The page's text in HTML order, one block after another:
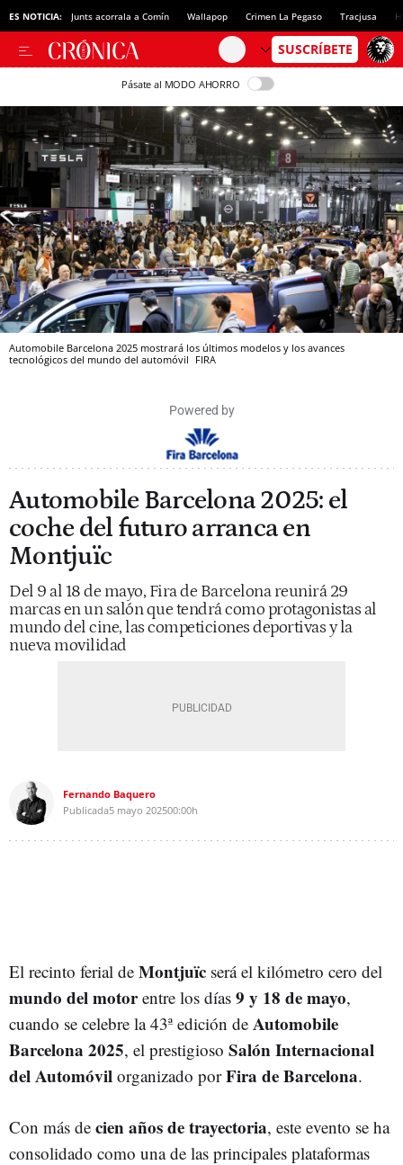
ES NOTICIA: Junts acorrala a Comín Wallapop Crimen La Pegaso Tracjusa
Pásate al MODO AHORRO
Automobile Barcelona 2025 mostrará los últimos modelos y los avances
tecnológicos del mundo del automóvil FIRA
Powered by
Automobile Barcelona 2025: el
coche del futuro arranca en
Montjuïc
Del 9 al 18 de mayo, Fira de Barcelona reunirá 29
marcas en un salón que tendrá como protagonistas al
mundo del cine, las competiciones deportivas y la
nueva movilidad
Fernando Baquero
Publicada5 mayo 202500:00h
El recinto ferial de Montjuïc será el kilómetro cero del
mundo del motorentre los días 9 y 18 de mayo,
cuando se celebre la 43ª edición de Automobile
Barcelona 2025, el prestigioso Salón Internacional
del Automóvil organizado porFira de Barcelona.
Con más de cien años de trayectoria, este evento se ha
consolidado como una de las principales plataformas